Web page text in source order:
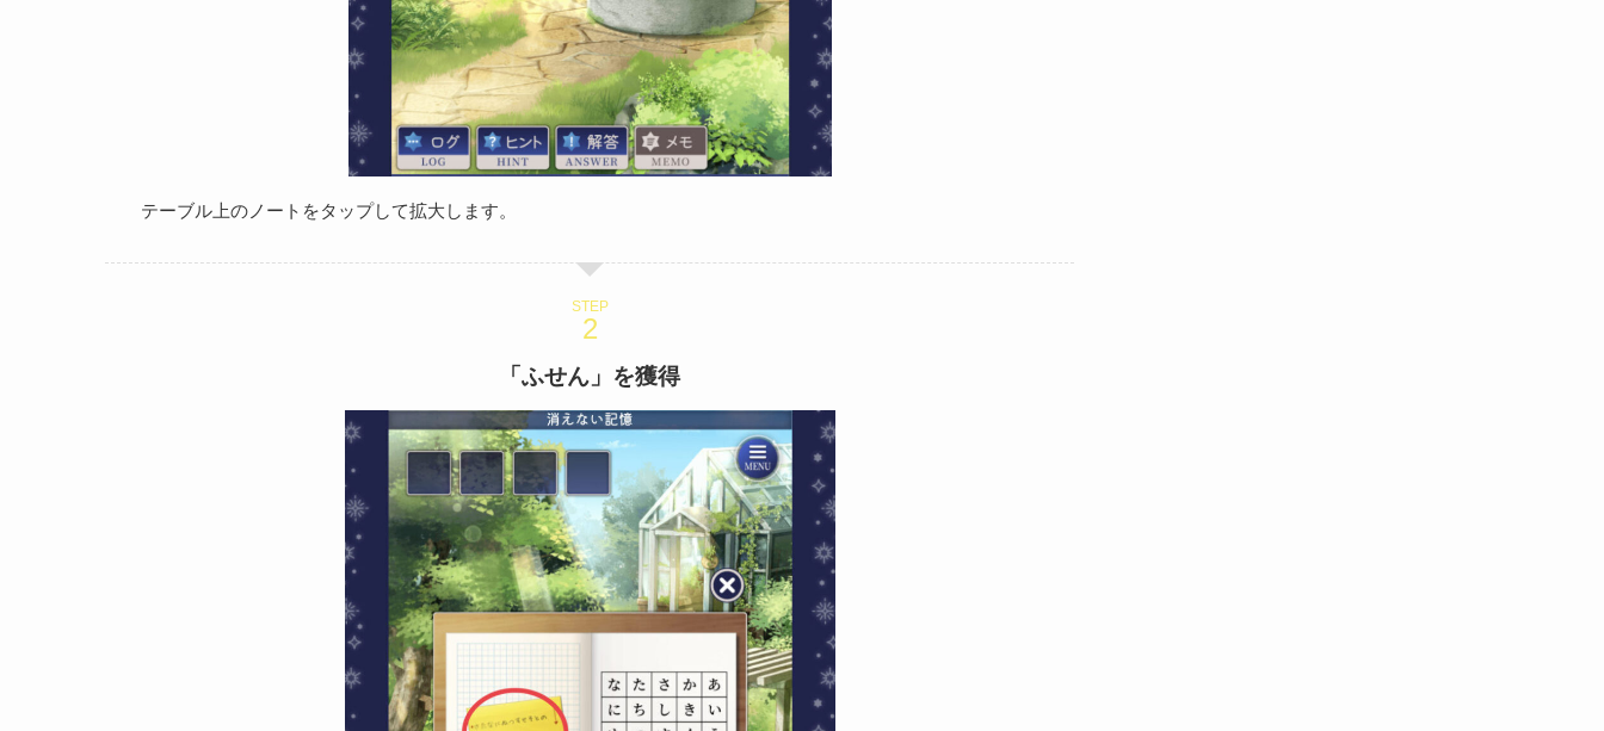
テーブル上のノートをタップして拡大します。
STEP
「ふせん」を獲得